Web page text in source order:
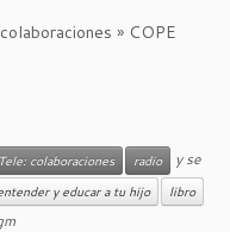
» COPE
colaboraciones radio
y se
y educar a tu hijo
libro